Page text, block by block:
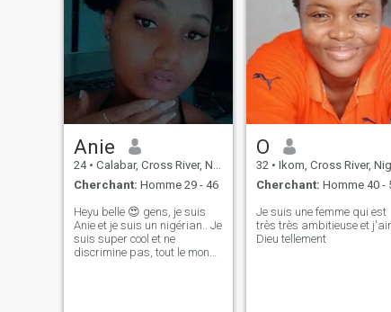
Anie
24 • Calabar, Cross River, Nigeria
Cherchant: Homme 29 - 46
Heyu belle 😍 gens, je suis
Anie et je suis un nigérian.. Je
suis super cool et ne
discrimine pas, tout le monde
O
32 • Ikom, Cross River, Nigeria
Cherchant: Homme 40 -
Je suis une femme qui est
très très ambitieuse et
Dieu tellement